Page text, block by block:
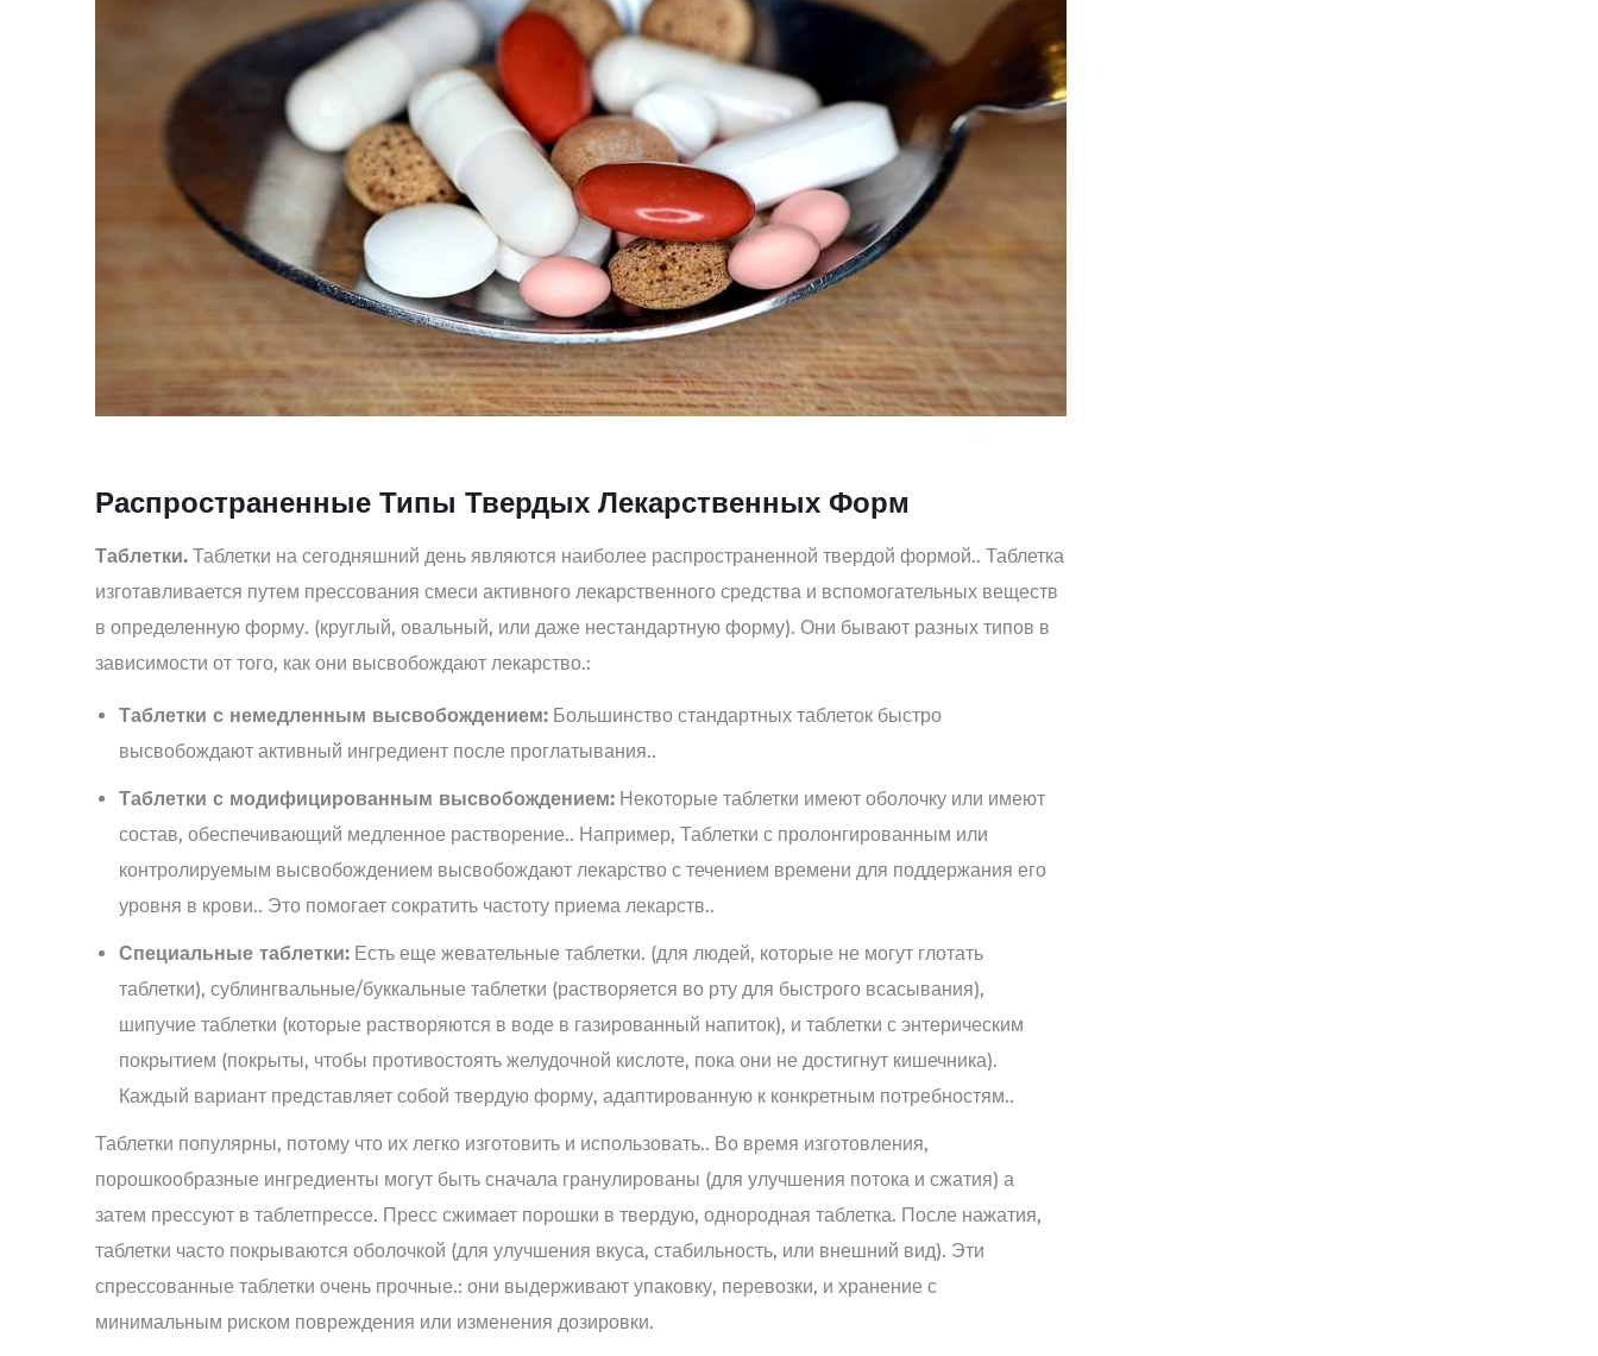
Распространенные Типы Твердых Лекарственных Форм
Таблетки. Таблетки на сегодняшний день являются наиболее распространенной твердой формой.. Таблетка
изготавливается путем прессования смеси активного лекарственного средства и вспомогательных веществ
в определенную форму. (круглый, овальный, или даже нестандартную форму). Они бывают разных типов в
зависимости от того, как они высвобождают лекарство.:
Таблетки с немедленным высвобождением: Большинство стандартных таблеток быстро
высвобождают активный ингредиент после проглатывания..
Таблетки с модифицированным высвобождением: Некоторые таблетки имеют оболочку или имеют
состав, обеспечивающий медленное растворение.. Например, Таблетки с пролонгированным или
контролируемым высвобождением высвобождают лекарство с течением времени для поддержания его
уровня в крови.. Это помогает сократить частоту приема лекарств..
Специальные таблетки: Есть еще жевательные таблетки. (для людей, которые не могут глотать
таблетки), сублингвальные/буккальные таблетки (растворяется во рту для быстрого всасывания),
шипучие таблетки (которые растворяются в воде в газированный напиток), и таблетки с энтерическим
покрытием (покрыты, чтобы противостоять желудочной кислоте, пока они не достигнут кишечника).
Каждый вариант представляет собой твердую форму, адаптированную к конкретным потребностям..
Таблетки популярны, потому что их легко изготовить и использовать.. Во время изготовления,
порошкообразные ингредиенты могут быть сначала гранулированы (для улучшения потока и сжатия) а
затем прессуют в таблетпрессе. Пресс сжимает порошки в твердую, однородная таблетка. После нажатия,
таблетки часто покрываются оболочкой (для улучшения вкуса, стабильность, или внешний вид). Эти
спрессованные таблетки очень прочные.: они выдерживают упаковку, перевозки, и хранение с
минимальным риском повреждения или изменения дозировки.